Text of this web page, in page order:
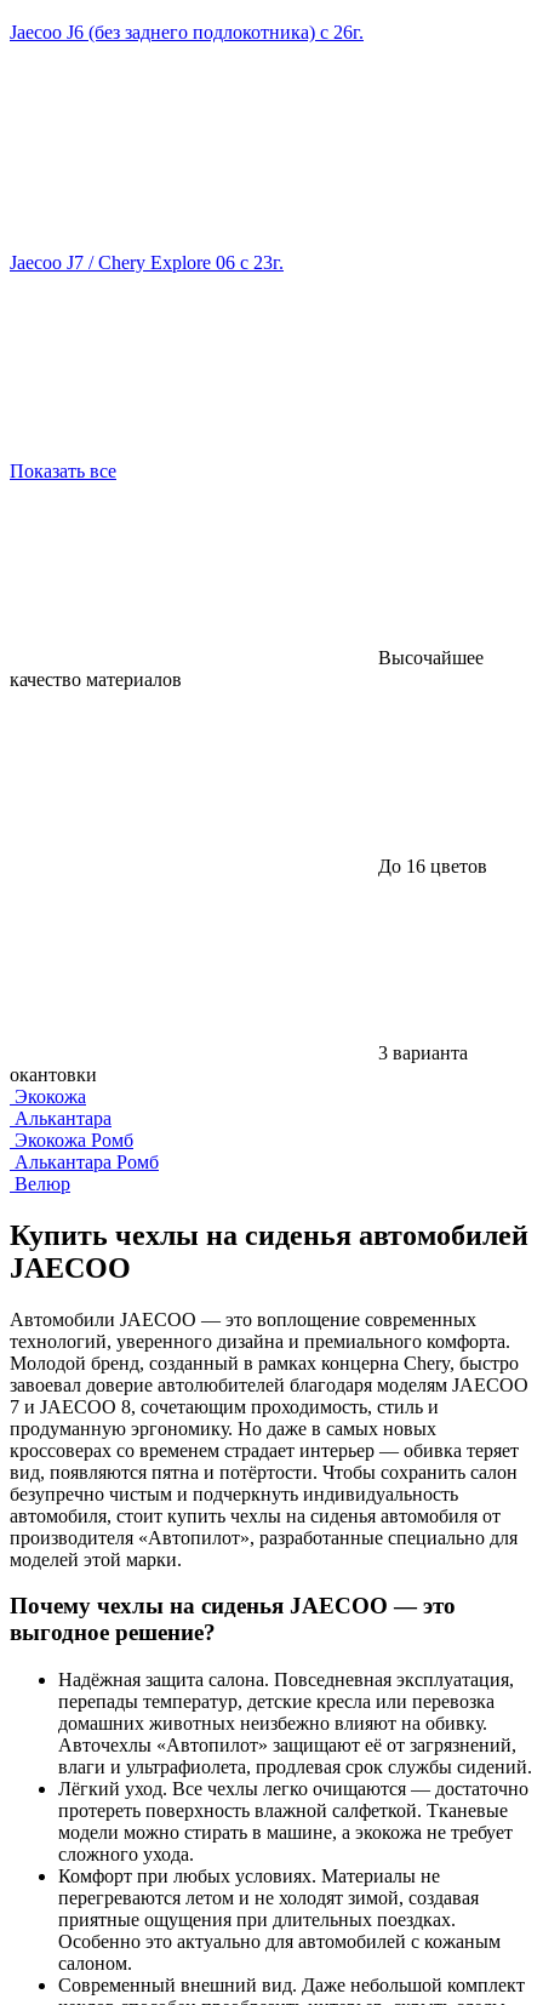
Jaecoo J6 (без заднего подлокотника) с 26г.
Jaecoo J7 / Chery Explore 06 с 23г.
Показать все
Высочайшее
качество материалов
До 16 цветов
3 варианта
окантовки
Экокожа
Алькантара
Экокожа Ромб
Алькантара Ромб
Велюр
Купить чехлы на сиденья автомобилей
JAECOO
Автомобили JAECOO — это воплощение современных
технологий, уверенного дизайна и премиального комфорта.
Молодой бренд, созданный в рамках концерна Chery, быстро
завоевал доверие автолюбителей благодаря моделям JAECOO
7 и JAECOO 8, сочетающим проходимость, стиль и
продуманную эргономику. Но даже в самых новых
кроссоверах со временем страдает интерьер — обивка теряет
вид, появляются пятна и потёртости. Чтобы сохранить салон
безупречно чистым и подчеркнуть индивидуальность
автомобиля, стоит купить чехлы на сиденья автомобиля от
производителя «Автопилот», разработанные специально для
моделей этой марки.
Почему чехлы на сиденья JAECOO — это
выгодное решение?
Надёжная защита салона. Повседневная эксплуатация,
перепады температур, детские кресла или перевозка
домашних животных неизбежно влияют на обивку.
Авточехлы «Автопилот» защищают её от загрязнений,
влаги и ультрафиолета, продлевая срок службы сидений.
Лёгкий уход. Все чехлы легко очищаются — достаточно
протереть поверхность влажной салфеткой. Тканевые
модели можно стирать в машине, а экокожа не требует
сложного ухода.
Комфорт при любых условиях. Материалы не
перегреваются летом и не холодят зимой, создавая
приятные ощущения при длительных поездках.
Особенно это актуально для автомобилей с кожаным
салоном.
Современный внешний вид. Даже небольшой комплект